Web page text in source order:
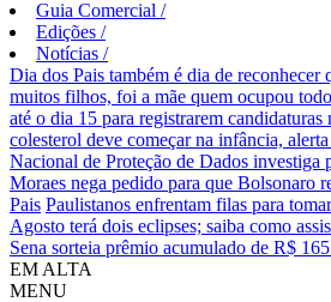
Guia Comercial /
Edições /
Notícias /
Dia dos Pais também é dia de reconhecer
muitos filhos, foi a mãe quem ocupou
até o dia 15 para registrarem candidaturas
colesterol deve começar na infância,
Nacional de Proteção de Dados investiga
Moraes nega pedido para que Bolsonaro
Pais Paulistanos enfrentam filas para
Agosto terá dois eclipses; saiba como
Sena sorteia prêmio acumulado de R$
EM ALTA
MENU